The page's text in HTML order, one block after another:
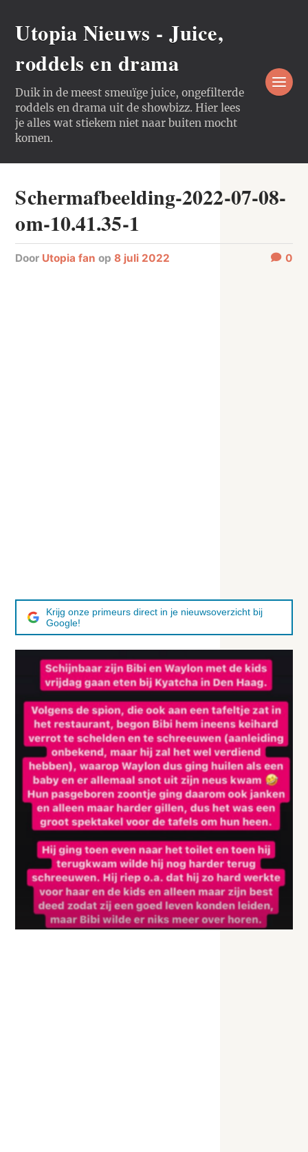
Utopia Nieuws - Juice,
roddels en drama
Duik in de meest smeuïge juice, ongefilterde
roddels en drama uit de showbizz. Hier lees
je alles wat stiekem niet naar buiten mocht
komen.
Schermafbeelding-2022-07-08-
om-10.41.35-1
door Utopia fan op8 juli 2022 0
Krijg onze primeurs direct in je nieuwsoverzicht bij
Google!